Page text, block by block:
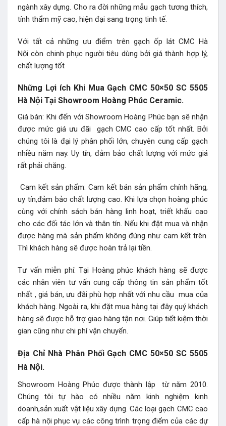
ngành xây dựng. Cho ra đời những mẫu gạch tương thích,
tính thẩm mỹ cao, hiện đại sang trọng tinh tế.
Với tất cả những ưu điểm trên gạch ốp lát CMC Hà
Nội còn chinh phục người tiêu dùng bởi giá thành hợp lý,
chất lượng tốt
Những Lợi ích Khi Mua Gạch CMC 50×50 SC 5505
Hà Nội Tại Showroom Hoàng Phúc Ceramic.
Giá bán: Khi đến với Showroom Hoàng Phúc bạn sẽ nhận
được mức giá ưu đãi gạch CMC cao cấp tốt nhất. Bởi
chúng tôi là đại lý phân phối lớn, chuyên cung cấp gạch
nhiều năm nay. Uy tín, đảm bảo chất lượng với mức giá
rất phải chăng.
Cam kết sản phẩm: Cam kết bán sản phẩm chính hãng,
uy tín,đảm bảo chất lượng cao. Khi lựa chọn hoàng phúc
cùng với chính sách bán hàng linh hoạt, triết khấu cao
cho các đối tác lớn và thân tín. Nếu khi đặt mua và nhận
được hàng mà sản phẩm không đúng như cam kết trên.
Thì khách hàng sẽ được hoàn trả lại tiền.
Tư vấn miễn phí: Tại Hoàng phúc khách hàng sẽ được
các nhân viên tư vấn cung cấp thông tin sản phẩm tốt
nhất , giá bán, ưu đãi phù hợp nhất với nhu cầu mua của
khách hàng. Ngoài ra, khi đặt mua hàng tại đây quý khách
hàng sẽ được hỗ trợ giao hàng tận nơi. Giúp tiết kiệm thời
gian cũng như chi phí vận chuyển.
Địa Chỉ Nhà Phân Phối Gạch CMC 50×50 SC 5505
Hà Nội.
Showroom Hoàng Phúc được thành lập từ năm 2010.
Chúng tôi tự hào có nhiều năm kinh nghiệm kinh
doanh,sản xuất vật liệu xây dựng. Các loại gạch CMC cao
cấp hà nội phục vụ các công trình trọng điểm của các dự